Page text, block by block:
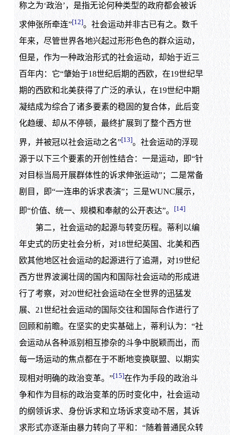
称之为‘政治’，是指无论何种类型的政府都会被诉
求伸张所牵连”[12]。社会运动并非古已有之。数千
年来，尽管世界各地兴起过形形色色的群众运动，
但是，作为一种政治形式的社会运动，却始于近三
百年内：它“肇始于18世纪后期的西欧，在19世纪早
期的西欧和北美获得了广泛的承认，在19世纪中期
凝结成为综合了诸多要素的稳固的复合体，此后变
化趋缓、却从不停顿，最终扩展到了整个西方世
界，并被冠以社会运动之名”[13]。社会运动的浮现
源于以下三个要素的开创性结合：一是运动，即“针
对目标当局开展群体性的诉求伸张运动”；二是常备
剧目，即“一连串的诉求表演”；三是WUNC展示，
即“价值、统一、规模和奉献的公开表达”。 [14]
第二，社会运动的起源与转变历程。蒂利以编
年史式的历史社会分析，对18世纪英国、北美和西
欧其他地区社会运动的起源进行了追溯，对19世纪
西方世界波澜壮阔的国内和国际社会运动的形成进
行了考察，对20世纪社会运动在全世界的迅猛发
展、21世纪社会运动的国际交往和国际合作进行了
回顾和前瞻。在坚实的史实基础上，蒂利认为：“社
会运动从各种派别相互掺杂的斗争中脱颖而出，而
每一场运动的焦点都在于不断地变换联盟、以期实
现相对明确的政治变革。”[15]在作为手段的政治斗
争和作为目标的政治变革的历时变化中，社会运动
的纲领诉求、身份诉求和立场诉求变动不居，其诉
求形式亦逐渐由暴力转向了平和：“随着普通民众转